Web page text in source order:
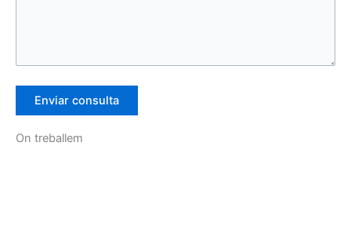
On treballem